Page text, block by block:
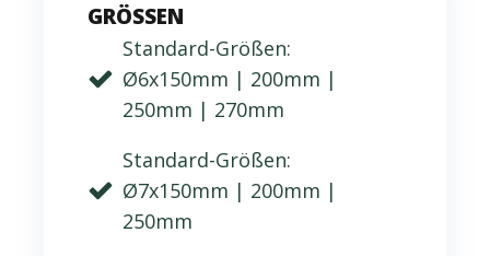
GRÖSSEN
Standard-Größen:
Ø6x150mm | 200mm |
250mm | 270mm
Standard-Größen:
Ø7x150mm | 200mm |
250mm